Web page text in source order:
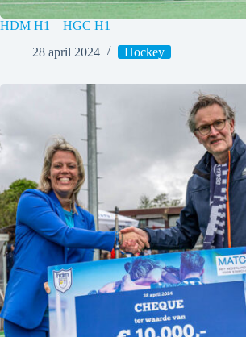
HDM H1 – HGC H1
28 april 2024
Hockey